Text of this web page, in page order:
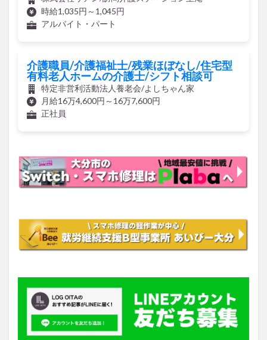
特定非営利活動法人養老会/よしちゃん家
月給16万4,600円～16万7,600円
正社員